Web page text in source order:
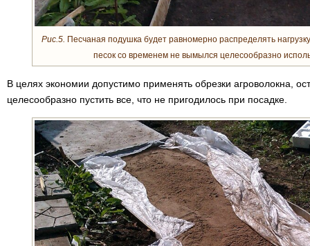
Рис.5. Песчаная подушка будет равномерно распределять
песок со временем не вымылся целесообразно
В целях экономии допустимо применять обрезки агроволокна,
целесообразно пустить все, что не пригодилось при посадке.